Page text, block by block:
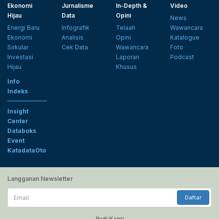
Ekonomi
Hijau
Energi Baru
Ekonomi
Sirkular
Investasi
Hijau
Jurnalisme
Data
Infografik
Analisis
Cek Data
In-Depth &
Opini
Telaah
Opini
Wawancara
Laporan
Khusus
Video
News
Wawancara
Katalogue
Foto
Podcast
Info
Indeks
Insight
Center
Databoks
Event
KatadataOto
Langganan Newsletter
Email
Daftar